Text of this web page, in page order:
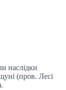
наслідки
(пров. Лесі